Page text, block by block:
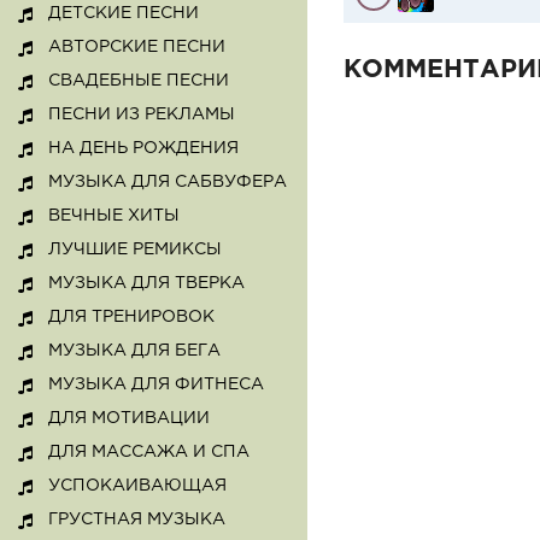
ДЕТСКИЕ ПЕСНИ
АВТОРСКИЕ ПЕСНИ
СВАДЕБНЫЕ ПЕСНИ
ПЕСНИ ИЗ РЕКЛАМЫ
НА ДЕНЬ РОЖДЕНИЯ
МУЗЫКА ДЛЯ САБВУФЕРА
ВЕЧНЫЕ ХИТЫ
ЛУЧШИЕ РЕМИКСЫ
МУЗЫКА ДЛЯ ТВЕРКА
ДЛЯ ТРЕНИРОВОК
МУЗЫКА ДЛЯ БЕГА
МУЗЫКА ДЛЯ ФИТНЕСА
ДЛЯ МОТИВАЦИИ
ДЛЯ МАССАЖА И СПА
УСПОКАИВАЮЩАЯ
ГРУСТНАЯ МУЗЫКА